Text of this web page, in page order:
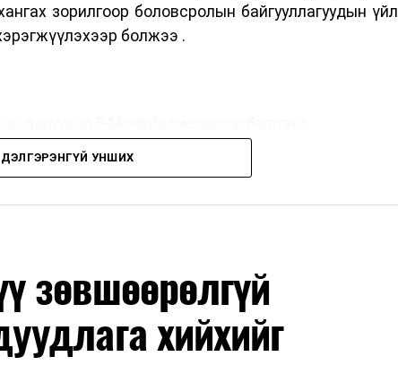
зорилгоор боловсролын байгууллагуудын үйл
болжээ .
өдрүүдэд E-Mongolia системээр бүртгэнэ.
баг сургуулиуд дээр ажиллахгүй.
эхэлнэ.
танхимаар үргэлжилнэ.
ДЭЛГЭРЭНГҮЙ УНШИХ
зөвшөөрөлгүй
хийхийг